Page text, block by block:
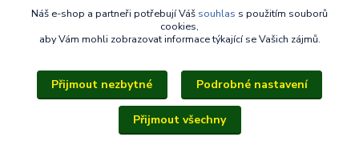
Upravit sběr cookies.
Náš e-shop a partneři potřebují Váš souhlas s použitím souborů
cookies,
aby Vám mohli zobrazovat informace týkající se Vašich zájmů.
Přijmout nezbytné Podrobné nastavení
Přijmout všechny